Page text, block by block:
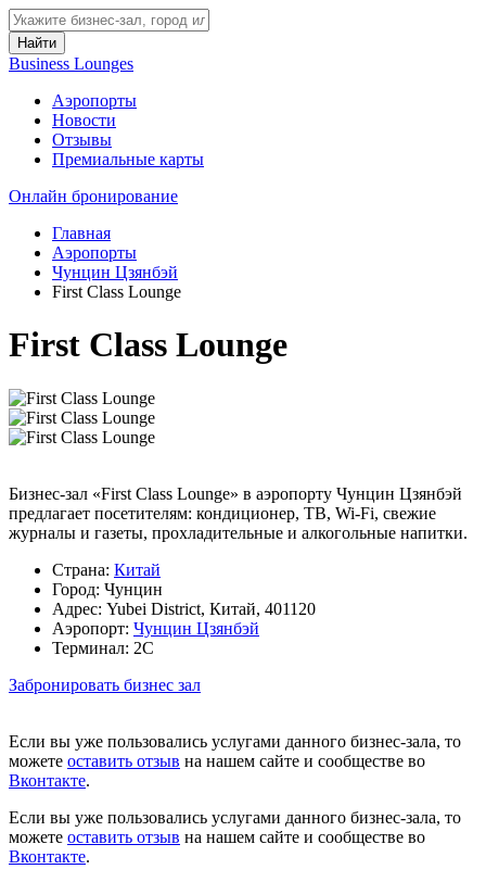
Найти
Business Lounges
Аэропорты
Новости
Отзывы
Премиальные карты
Онлайн бронирование
Главная
Аэропорты
Чунцин Цзянбэй
First Class Lounge
First Class Lounge
Бизнес-зал «First Class Lounge» в аэропорту Чунцин Цзянбэй
предлагает посетителям: кондиционер, ТВ, Wi-Fi, свежие
журналы и газеты, прохладительные и алкогольные напитки.
Страна: Китай
Город: Чунцин
Адрес: Yubei District, Китай, 401120
Аэропорт: Чунцин Цзянбэй
Терминал: 2С
Забронировать бизнес зал
Если вы уже пользовались услугами данного бизнес-зала, то
можете оставить отзыв на нашем сайте и сообществе во
Вконтакте.
Если вы уже пользовались услугами данного бизнес-зала, то
можете оставить отзыв на нашем сайте и сообществе во
Вконтакте.